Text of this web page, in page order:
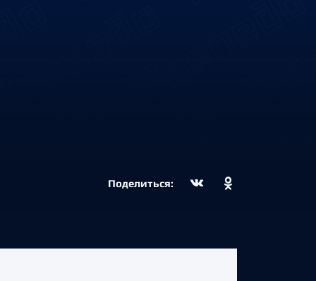
Поделиться: